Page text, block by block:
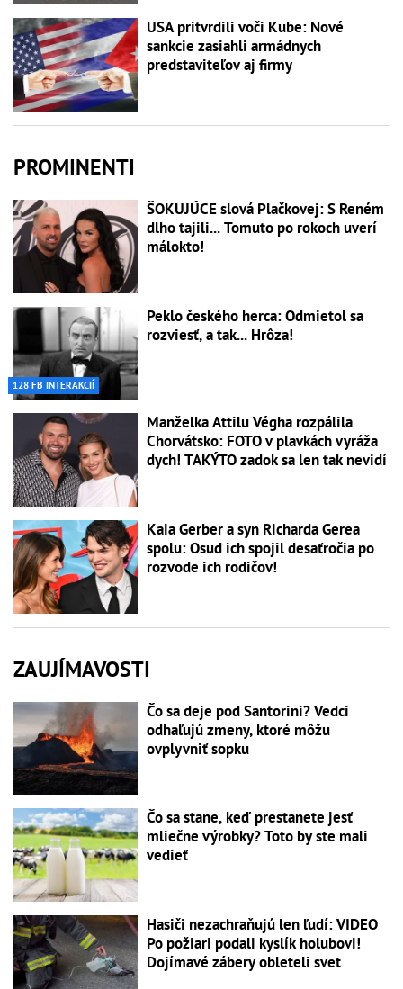
USA pritvrdili voči Kube: Nové
sankcie zasiahli armádnych
predstaviteľov aj firmy
PROMINENTI
ŠOKUJÚCE slová Plačkovej: S Reném
dlho tajili... Tomuto po rokoch uverí
málokto!
128 FB INTERAKCIÍ
Peklo českého herca: Odmietol sa
rozviesť, a tak... Hrôza!
Manželka Attilu Végha rozpálila
Chorvátsko: FOTO v plavkách vyráža
dych! TAKÝTO zadok sa len tak nevidí
Kaia Gerber a syn Richarda Gerea
spolu: Osud ich spojil desaťročia po
rozvode ich rodičov!
ZAUJÍMAVOSTI
Čo sa deje pod Santorini? Vedci
odhaľujú zmeny, ktoré môžu
ovplyvniť sopku
Čo sa stane, keď prestanete jesť
mliečne výrobky? Toto by ste mali
vedieť
Hasiči nezachraňujú len ľudí: VIDEO
Po požiari podali kyslík holubovi!
Dojímavé zábery obleteli svet